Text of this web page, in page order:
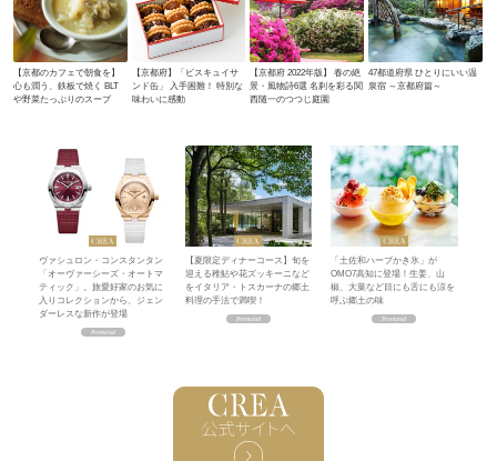
【京都のカフェで朝食を】
心も潤う、鉄板で焼く BLT
や野菜たっぷりのスープ
【京都府】「ビスキュイサ
ンド缶」 入手困難！ 特別な
味わいに感動
【京都府 2022年版】 春の絶
景・風物詩6選 名刹を彩る関
西随一のつつじ庭園
47都道府県 ひとりにいい温
泉宿 ～京都府篇～
ヴァシュロン・コンスタンタン
「オーヴァーシーズ・オートマ
ティック」。旅愛好家のお気に
入りコレクションから、ジェン
ダーレスな新作が登場
【夏限定ディナーコース】旬を
迎える稚鮎や花ズッキーニなど
をイタリア・トスカーナの郷土
料理の手法で満喫！
「土佐和ハーブかき氷」が
OMO7高知に登場！生姜、山
椒、大葉など目にも舌にも涼を
呼ぶ郷土の味